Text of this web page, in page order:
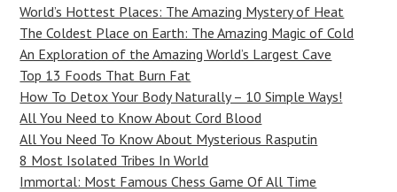
World’s Hottest Places: The Amazing Mystery of Heat
The Coldest Place on Earth: The Amazing Magic of Cold
An Exploration of the Amazing World’s Largest Cave
Top 13 Foods That Burn Fat
How To Detox Your Body Naturally – 10 Simple Ways!
All You Need to Know About Cord Blood
All You Need To Know About Mysterious Rasputin
8 Most Isolated Tribes In World
Immortal: Most Famous Chess Game Of All Time